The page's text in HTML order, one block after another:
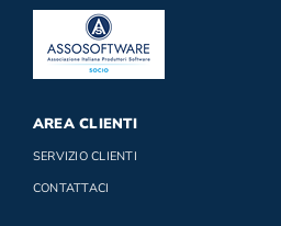
AREA CLIENTI
SERVIZIO CLIENTI
CONTATTACI